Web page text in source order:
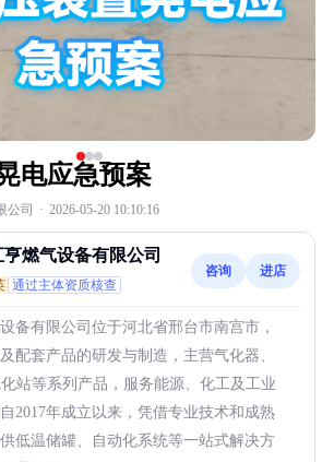
电应急预案
公司 · 2026-05-20 10:10:16
燃气设备有限公司
通过主体资质核查
咨询 进店
备有限公司位于河北省邢台市南宫市，
配套产品的研发与制造，主营气化器、
站等系列产品，服务能源、化工及工业
2017年成立以来，凭借专业技术和成熟
低温储罐、自动化系统等一站式解决方